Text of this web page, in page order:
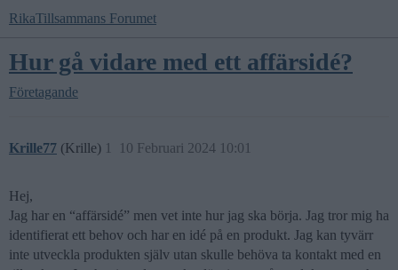
RikaTillsammans Forumet
Hur gå vidare med ett affärsidé?
Företagande
Krille77 (Krille) 10 Februari 2024 10:01
1
Hej,
Jag har en “affärsidé” men vet inte hur jag ska börja. Jag tror mig ha
identifierat ett behov och har en idé på en produkt. Jag kan tyvärr
inte utveckla produkten själv utan skulle behöva ta kontakt med en